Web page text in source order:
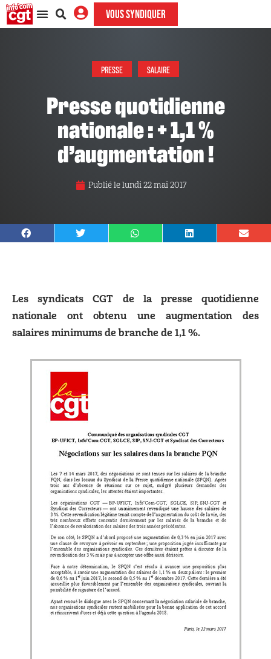
VOUS SYNDIQUER
PRESSE SALAIRE
Presse quotidienne
nationale : + 1,1 %
d’augmentation !
Publié lelundi 22 mai 2017
Les syndicats CGT de la presse quotidienne
nationale ont obtenu une augmentation des
salaires minimums de branche de 1,1 %.